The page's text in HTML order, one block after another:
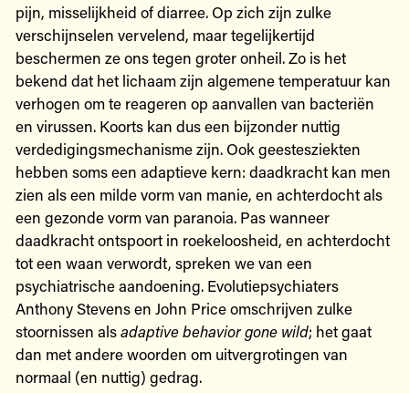
pijn, misselijkheid of diarree. Op zich zijn zulke
verschijnselen vervelend, maar tegelijkertijd
beschermen ze ons tegen groter onheil. Zo is het
bekend dat het lichaam zijn algemene temperatuur kan
verhogen om te reageren op aanvallen van bacteriën
en virussen. Koorts kan dus een bijzonder nuttig
verdedigingsmechanisme zijn. Ook geestesziekten
hebben soms een adaptieve kern: daadkracht kan men
zien als een milde vorm van manie, en achterdocht als
een gezonde vorm van paranoia. Pas wanneer
daadkracht ontspoort in roekeloosheid, en achterdocht
tot een waan verwordt, spreken we van een
psychiatrische aandoening. Evolutiepsychiaters
Anthony Stevens en John Price omschrijven zulke
stoornissen alsadaptive behavior gone wild; het gaat
dan met andere woorden om uitvergrotingen van
normaal (en nuttig) gedrag.